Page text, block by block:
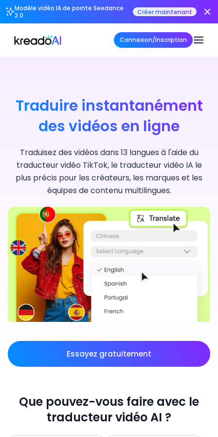
Modèle vidéo IA de pointe Seedance
2.0
Créer maintenant
Connexion/Inscription
Traduire instantanément
des vidéos en ligne
Traduisez des vidéos dans 13 langues à l'aide du
traducteur vidéo TikTok, le traducteur vidéo IA le
plus précis pour les créateurs, les marques et les
équipes de contenu multilingues.
Essayez gratuitement
Que pouvez-vous faire avec le
traducteur vidéo AI ?